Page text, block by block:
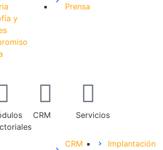
y
Prensa
CRM
CRM
Servicios
Implantación